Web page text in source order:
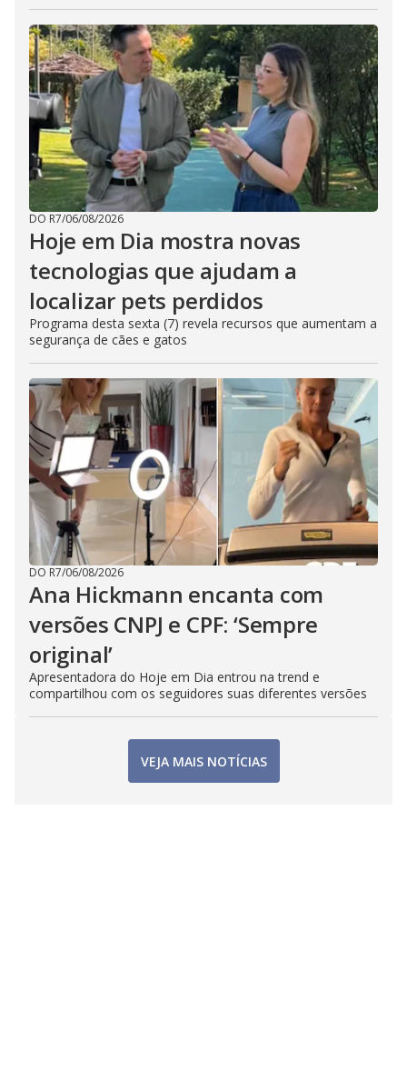
DO R7/06/08/2026
Hoje em Dia mostra novas
tecnologias que ajudam a
localizar pets perdidos
Programa desta sexta (7) revela recursos que aumentam a
segurança de cães e gatos
DO R7/06/08/2026
Ana Hickmann encanta com
versões CNPJ e CPF: ‘Sempre
original’
Apresentadora do Hoje em Dia entrou na trend e
compartilhou com os seguidores suas diferentes versões
VEJA MAIS NOTÍCIAS